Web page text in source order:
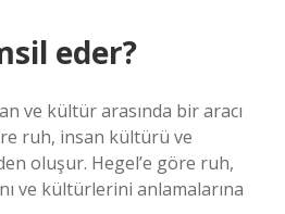
eder?
ve kültür arasında bir aracı
ruh, insan kültürü ve
oluşur. Hegel’e göre ruh,
ve kültürlerini anlamalarına